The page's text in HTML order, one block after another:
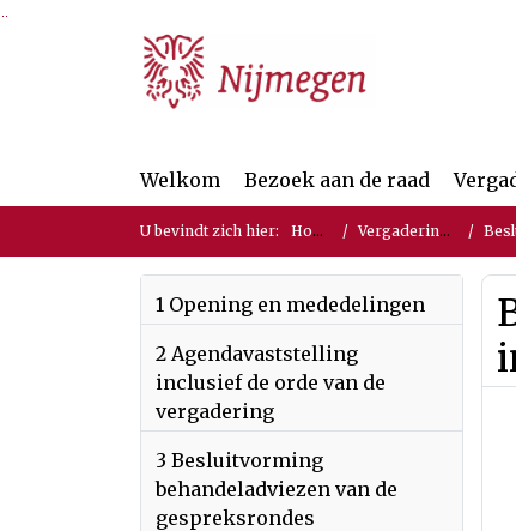
Ga naar de inhoud van deze pagina
Ga naar het zoeken
Ga naar het menu
Welkom Bezoek aan de raad
U bevindt zich hier: Home Vergaderingen
1 Opening en mededelingen
2 Agendavaststelling
inclusief de orde van de
vergadering
3 Besluitvorming
behandeladviezen van de
gespreksrondes